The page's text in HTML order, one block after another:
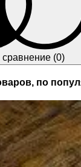
сравнение (0)
по